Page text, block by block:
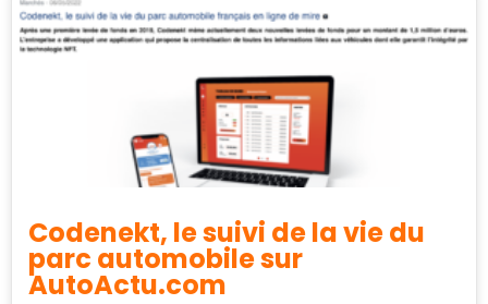
Codenekt, le suivi de la vie du
parc automobile sur
AutoActu.com